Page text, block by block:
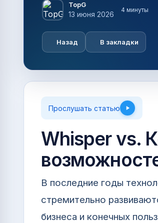
TopG
13 июня 2026
4 минуты
Назад В закладки
Прослушать статью
Whisper vs.
В последние годы
стремительно
бизнеса и конечных